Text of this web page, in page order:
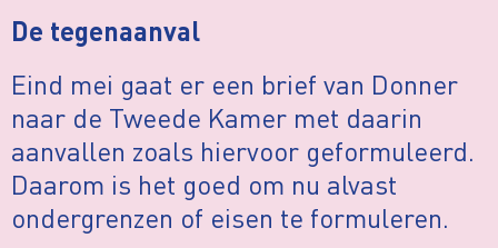
De tegenaanval
Eind mei gaat er een brief van Donner
naar de Tweede Kamer met daarin
aanvallen zoals hiervoor geformuleerd.
Daarom is het goed om nu alvast
ondergrenzen of eisen te formuleren.